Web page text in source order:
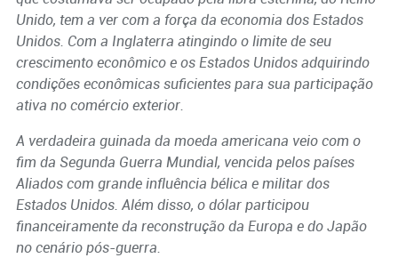
Unido, tem a ver com a força da economia dos Estados
Unidos. Com a Inglaterra atingindo o limite de seu
crescimento econômico e os Estados Unidos adquirindo
condições econômicas suficientes para sua participação
ativa no comércio exterior.
A verdadeira guinada da moeda americana veio com o
fim da Segunda Guerra Mundial, vencida pelos países
Aliados com grande influência bélica e militar dos
Estados Unidos. Além disso, o dólar participou
financeiramente da reconstrução da Europa e do Japão
no cenário pós-guerra.